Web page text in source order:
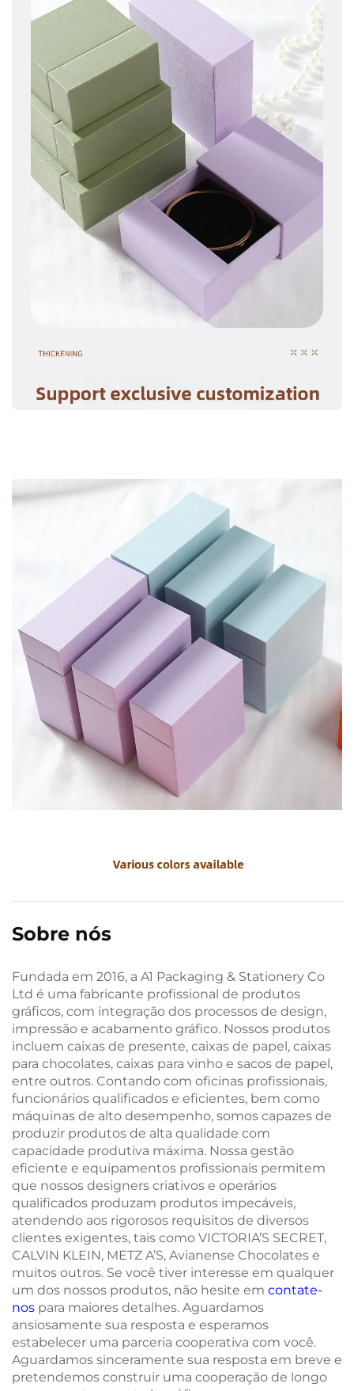
Sobre nós
Fundada em 2016, a A1 Packaging & Stationery Co
Ltd é uma fabricante profissional de produtos
gráficos, com integração dos processos de design,
impressão e acabamento gráfico. Nossos produtos
incluem caixas de presente, caixas de papel, caixas
para chocolates, caixas para vinho e sacos de papel,
entre outros. Contando com oficinas profissionais,
funcionários qualificados e eficientes, bem como
máquinas de alto desempenho, somos capazes de
produzir produtos de alta qualidade com
capacidade produtiva máxima. Nossa gestão
eficiente e equipamentos profissionais permitem
que nossos designers criativos e operários
qualificados produzam produtos impecáveis,
atendendo aos rigorosos requisitos de diversos
clientes exigentes, tais como VICTORIA’S SECRET,
CALVIN KLEIN, METZ A’S, Avianense Chocolates e
muitos outros. Se você tiver interesse em qualquer
um dos nossos produtos, não hesite em contate-
nos para maiores detalhes. Aguardamos
ansiosamente sua resposta e esperamos
estabelecer uma parceria cooperativa com você.
Aguardamos sinceramente sua resposta em breve e
pretendemos construir uma cooperação de longo